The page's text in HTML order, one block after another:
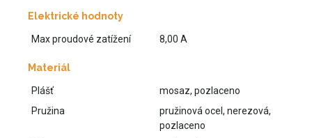
Elektrické hodnoty
Max proudové zatížení 8,00 A
Materiál
Plášť
mosaz, pozlaceno
Pružina
pružinová ocel, nerezová,
pozlaceno